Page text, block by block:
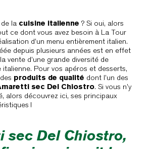
la cuisine italienne ? Si oui, alors
ce dont vous avez besoin à La Tour
d’un menu entièrement italien.
depuis plusieurs années est en effet
vente d’une grande diversité de
italienne. Pour vos apéros et desserts,
produits de qualité dont l’un des
sec Del Chiostro. Si vous n’y
alors découvrez ici, ses principaux
!
sec Del Chiostro,